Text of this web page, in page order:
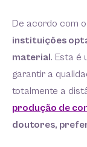
De acordo com o
instituições
material. Esta é
garantir a
totalmente a
produção de
doutores,